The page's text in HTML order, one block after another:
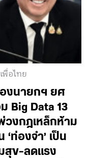
พื่อไทย
งนายกฯ ยศ
Big Data 13
วงกฎเหล็กห้าม
ท่องจำ’ เป็น
สุข-ลดแรง